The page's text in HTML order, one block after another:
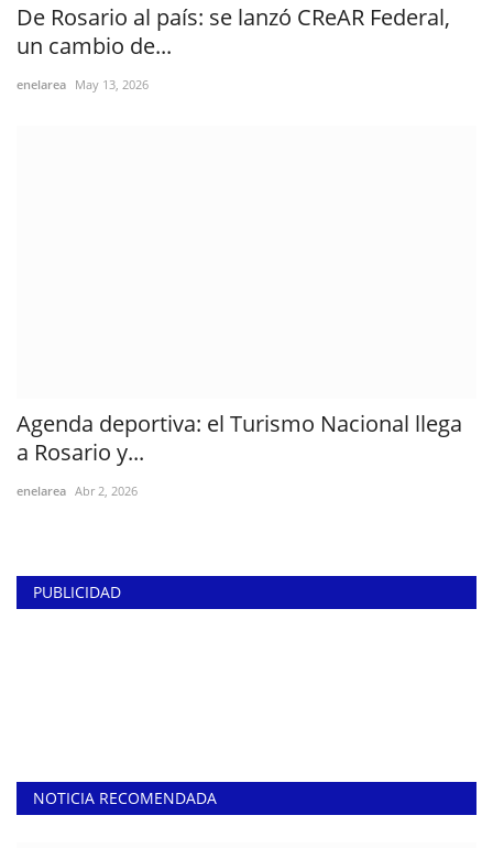
De Rosario al país: se lanzó CReAR Federal,
un cambio de...
enelarea May 13, 2026
Agenda deportiva: el Turismo Nacional llega
a Rosario y...
enelarea Abr 2, 2026
PUBLICIDAD
NOTICIA RECOMENDADA